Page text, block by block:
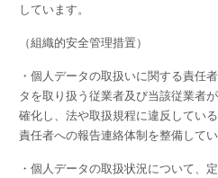
しています。
（組織的安全管理措置）
・個人データの取扱いに関する責任
タを取り扱う従業者及び当該従業者
確化し、法や取扱規程に違反してい
責任者への報告連絡体制を整備してい
・個人データの取扱状況について、